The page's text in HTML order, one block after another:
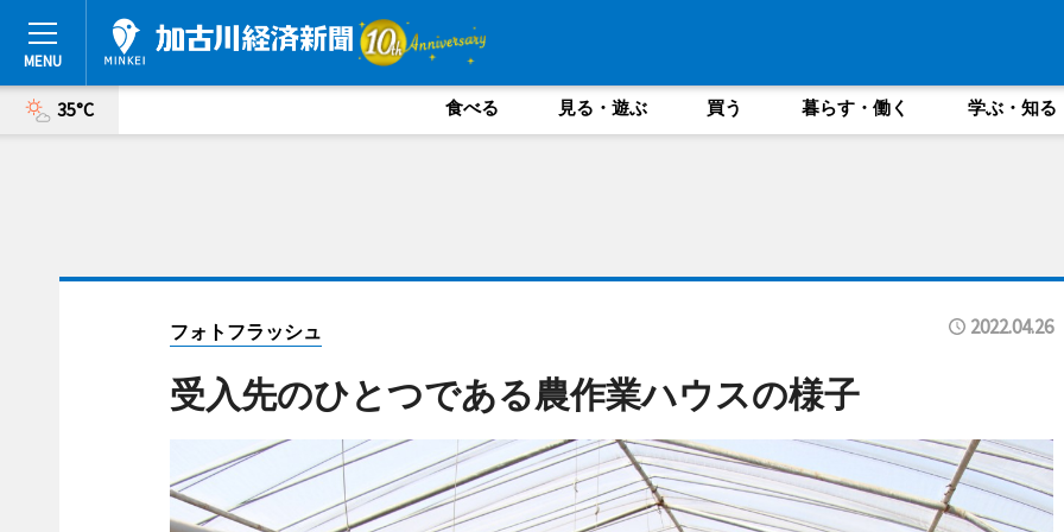
35°C 食べる 見る・遊ぶ 買う 暮らす・働く 学ぶ・知る
フォトフラッシュ 2022.04.26
受入先のひとつである農作業ハウスの様子